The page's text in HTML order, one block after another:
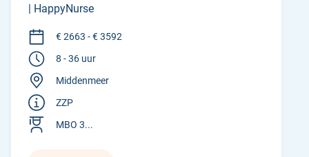
| HappyNurse
€ 2663 - € 3592
8 - 36 uur
Middenmeer
ZZP
MBO 3...